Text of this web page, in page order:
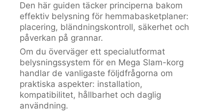
Den här guiden täcker principerna bakom
effektiv belysning för hemmabasketplaner:
placering, bländningskontroll, säkerhet och
påverkan på grannar.
Om du överväger ett specialutformat
belysningssystem för en Mega Slam-korg
handlar de vanligaste följdfrågorna om
praktiska aspekter: installation,
kompatibilitet, hållbarhet och daglig
användning.